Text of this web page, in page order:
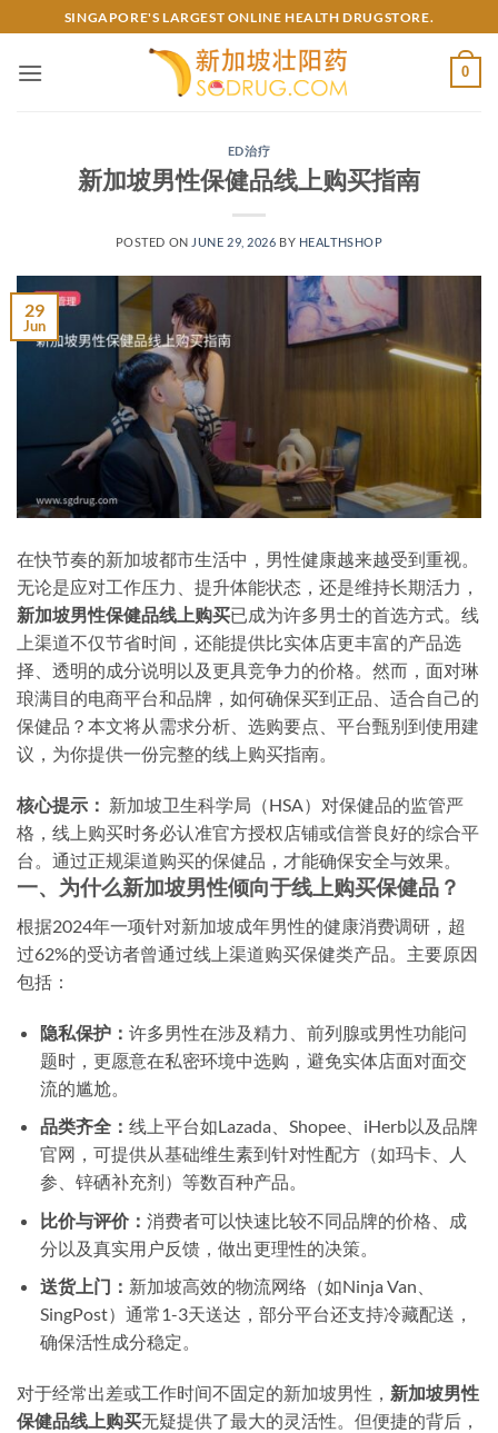
to
content
SINGAPORE'S LARGEST ONLINE HEALTH DRUGSTORE.
0
ED治疗
新加坡男性保健品线上购买指南
POSTED ON JUNE 29, 2026 BY HEALTHSHOP
29
Jun
在快节奏的新加坡都市生活中，男性健康越来越受到重视。
无论是应对工作压力、提升体能状态，还是维持长期活力，
新加坡男性保健品线上购买已成为许多男士的首选方式。线
上渠道不仅节省时间，还能提供比实体店更丰富的产品选
择、透明的成分说明以及更具竞争力的价格。然而，面对琳
琅满目的电商平台和品牌，如何确保买到正品、适合自己的
保健品？本文将从需求分析、选购要点、平台甄别到使用建
议，为你提供一份完整的线上购买指南。
核心提示： 新加坡卫生科学局（HSA）对保健品的监管严
格，线上购买时务必认准官方授权店铺或信誉良好的综合平
台。通过正规渠道购买的保健品，才能确保安全与效果。
一、为什么新加坡男性倾向于线上购买保健品？
根据2024年一项针对新加坡成年男性的健康消费调研，超
过62%的受访者曾通过线上渠道购买保健类产品。主要原因
包括：
隐私保护： 许多男性在涉及精力、前列腺或男性功能问
题时，更愿意在私密环境中选购，避免实体店面对面交
流的尴尬。
品类齐全： 线上平台如Lazada、Shopee、iHerb以及品牌
官网，可提供从基础维生素到针对性配方（如玛卡、人
参、锌硒补充剂）等数百种产品。
比价与评价： 消费者可以快速比较不同品牌的价格、成
分以及真实用户反馈，做出更理性的决策。
送货上门： 新加坡高效的物流网络（如Ninja Van、
SingPost）通常1-3天送达，部分平台还支持冷藏配送，
确保活性成分稳定。
对于经常出差或工作时间不固定的新加坡男性， 新加坡男性
保健品线上购买无疑提供了最大的灵活性。但便捷的背后，